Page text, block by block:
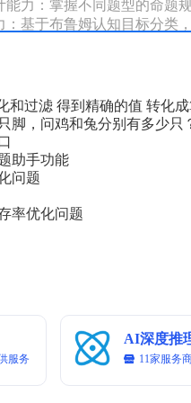
力：掌握不同题型的命题
基于布鲁姆认知目标分类
题具象化原则
系统规范、模型化思维、
维验证机制
引导学生用 “问题类型 —
和过滤 得到精确的值 转化
脚，问鸡和兔分别有多少只
助手功能
问题
率优化问题
服务
AI深度推
11家服务